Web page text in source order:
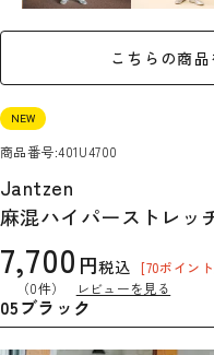
こちらの商
NEW
商品番号 401U4700
Jantzen
麻混ハイパーストレッ
7,700 税込 [70ポイン
（0件）
レビューを見る
05ブラック